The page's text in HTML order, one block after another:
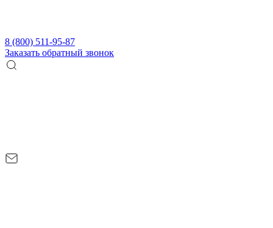
8 (800) 511-95-87
Заказать обратный звонок